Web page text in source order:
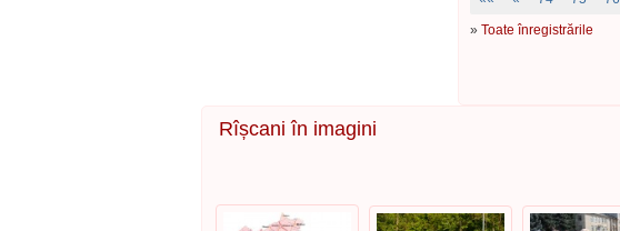
» Toate înregistrările
Rîșcani în imagini